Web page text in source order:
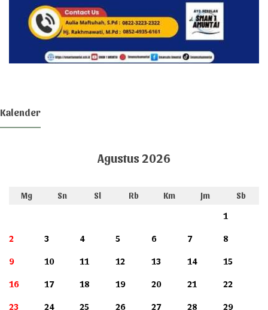
Kalender
Agustus 2026
Mg Sn Sl Rb Km Jm
Sb
1
2 3 4 5 6 7 8
9 10 11 12 13 14 15
16 17 18 19 20 21 22
23 24 25 26 27 28 29